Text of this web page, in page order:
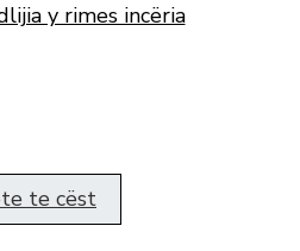
y rimes incëria
te cëst